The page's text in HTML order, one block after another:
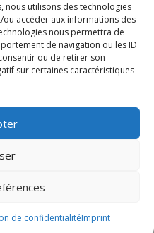
nous utilisons des technologies
accéder aux informations des
nous permettra de
de navigation ou les ID
ou de retirer son
sur certaines caractéristiques
de confidentialitéImprint
Tarifs
Client